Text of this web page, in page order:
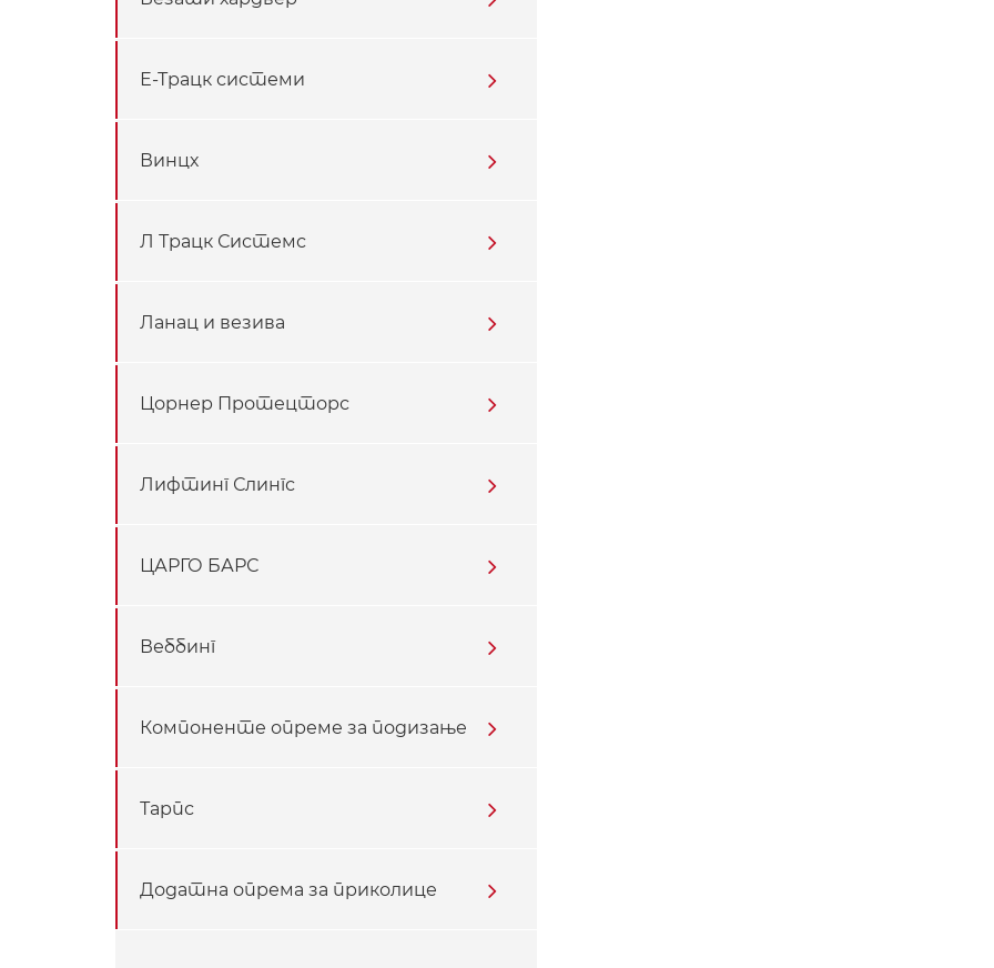
Е-Трацк системи
Винцх
Л Трацк Системс
Ланац и везива
Цорнер Протецторс
Лифтинг Слингс
ЦАРГО БАРС
Веббинг
Компоненте опреме за подизање
Тарпс
Додатна опрема за приколице